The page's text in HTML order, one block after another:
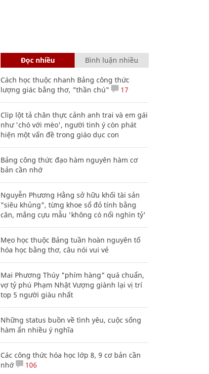
Đọc nhiều Bình luận nhiều
Cách học thuộc nhanh Bảng công thức
lượng giác bằng thơ, "thần chú"
17
Clip lột tả chân thực cảnh anh trai và em gái
như 'chó với mèo', người tinh ý còn phát
hiện một vấn đề trong giáo dục con
Bảng công thức đạo hàm nguyên hàm cơ
bản cần nhớ
Nguyễn Phương Hằng sở hữu khối tài sản
"siêu khủng", từng khoe sổ đỏ tính bằng
cân, mắng cựu mẫu 'không có nổi nghìn tỷ'
Mẹo học thuộc Bảng tuần hoàn nguyên tố
hóa học bằng thơ, câu nói vui vẻ
Mai Phương Thúy "phím hàng" quá chuẩn,
vợ tỷ phú Phạm Nhật Vượng giành lại vị trí
top 5 người giàu nhất
Những status buồn về tình yêu, cuộc sống
hàm ẩn nhiều ý nghĩa
Các công thức hóa học lớp 8, 9 cơ bản cần
nhớ
106